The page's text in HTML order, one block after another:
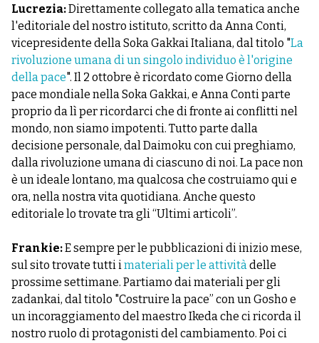
Lucrezia:Direttamente collegato alla tematica anche
l'editoriale del nostro istituto, scritto da Anna Conti,
vicepresidente della Soka Gakkai Italiana, dal titolo "La
rivoluzione umana di un singolo individuo è l'origine
della pace". Il 2 ottobre è ricordato come Giorno della
pace mondiale nella Soka Gakkai, e Anna Conti parte
proprio da lì per ricordarci che di fronte ai conflitti nel
mondo, non siamo impotenti. Tutto parte dalla
decisione personale, dal Daimoku con cui preghiamo,
dalla rivoluzione umana di ciascuno di noi. La pace non
è un ideale lontano, ma qualcosa che costruiamo qui e
ora, nella nostra vita quotidiana. Anche questo
editoriale lo trovate tra gli “Ultimi articoli”.
Frankie:E sempre per le pubblicazioni di inizio mese,
sul sito trovate tutti imateriali per le attivitàdelle
prossime settimane. Partiamo dai materiali per gli
zadankai, dal titolo "Costruire la pace” con un Gosho e
un incoraggiamento del maestro Ikeda che ci ricorda il
nostro ruolo di protagonisti del cambiamento. Poi ci